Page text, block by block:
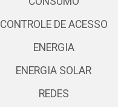
CONTROLE DE ACESSO
ENERGIA
ENERGIA SOLAR
REDES